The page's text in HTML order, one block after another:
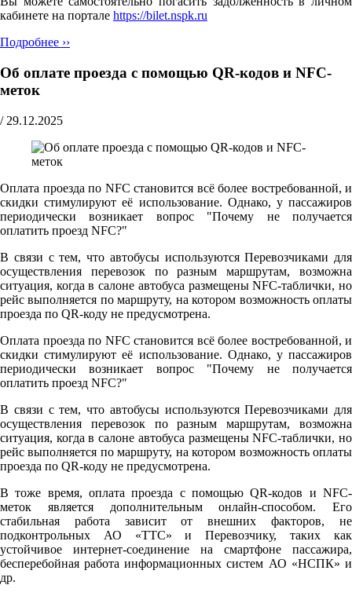
кабинете на портале https://bilet.nspk.ru
Подробнее ››
Об оплате проезда с помощью QR-кодов и NFC-
меток
/ 29.12.2025
Оплата проезда по NFC становится всё более востребованной, и
скидки стимулируют её использование. Однако, у пассажиров
периодически возникает вопрос "Почему не получается
оплатить проезд NFC?"
В связи с тем, что автобусы используются Перевозчиками для
осуществления перевозок по разным маршрутам, возможна
ситуация, когда в салоне автобуса размещены NFC-таблички, но
рейс выполняется по маршруту, на котором возможность оплаты
проезда по QR-коду не предусмотрена.
Оплата проезда по NFC становится всё более востребованной, и
скидки стимулируют её использование. Однако, у пассажиров
периодически возникает вопрос "Почему не получается
оплатить проезд NFC?"
В связи с тем, что автобусы используются Перевозчиками для
осуществления перевозок по разным маршрутам, возможна
ситуация, когда в салоне автобуса размещены NFC-таблички, но
рейс выполняется по маршруту, на котором возможность оплаты
проезда по QR-коду не предусмотрена.
В тоже время, оплата проезда с помощью QR-кодов и NFC-
меток является дополнительным онлайн-способом. Его
стабильная работа зависит от внешних факторов, не
подконтрольных АО «ТТС» и Перевозчику, таких как
устойчивое интернет-соединение на смартфоне пассажира,
бесперебойная работа информационных систем АО «НСПК» и
др.